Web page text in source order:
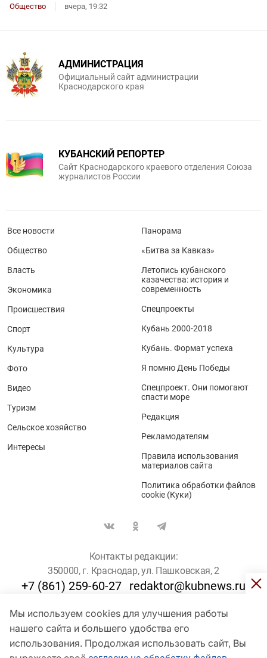
Общество вчера, 19:32
Мы используем cookies для улучшения работы
нашего сайта и большего удобства его
использования. Продолжая использовать сайт, Вы
АДМИНИСТРАЦИЯ
Официальный сайт администрации
Краснодарского края
КУБАНСКИЙ РЕПОРТЕР
Сайт Краснодарского краевого отделения Союза
журналистов России
Все новости
Общество
Власть
Экономика
Происшествия
Спорт
Культура
Фото
Видео
Туризм
Сельское хозяйство
Интересы
Панорама
«Битва за Кавказ»
Летопись кубанского
казачества: история и
современность
Спецпроекты
Кубань 2000-2018
Кубань. Формат успеха
Я помню День Победы
Спецпроект. Они помогают
спасти море
Редакция
Рекламодателям
Правила использования
материалов сайта
Политика обработки файлов
cookie (Куки)
Контакты редакции:
350000, г. Краснодар, ул. Пашковская, 2
+7 (861) 259-60-27 redaktor@kubnews.ru
Для пользователей старше 16 лет
© Кубанские Новости, 2017